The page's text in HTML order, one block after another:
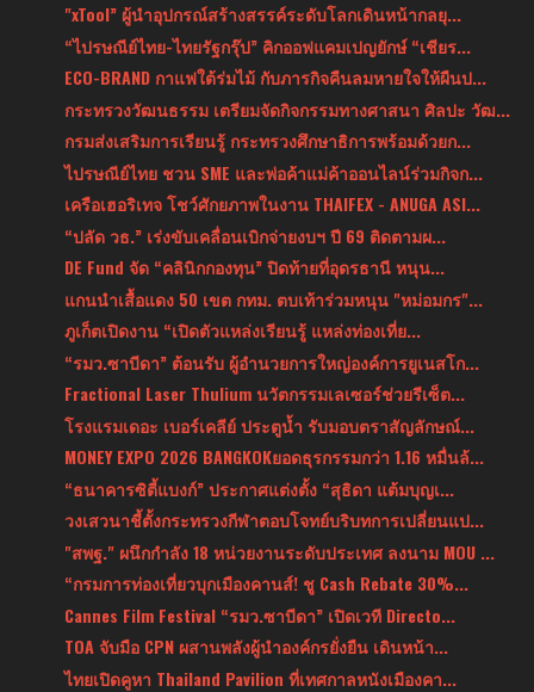
"xTool” ผู้นำอุปกรณ์สร้างสรรค์ระดับโลกเดินหน้ากลยุ...
“ไปรษณีย์ไทย-ไทยรัฐกรุ๊ป” คิกออฟแคมเปญยักษ์ “เชียร...
ECO-BRAND กาแฟใต้ร่มไม้ กับภารกิจคืนลมหายใจให้ผืนป...
กระทรวงวัฒนธรรม เตรียมจัดกิจกรรมทางศาสนา ศิลปะ วัฒ...
กรมส่งเสริมการเรียนรู้ กระทรวงศึกษาธิการพร้อมด้วยก...
ไปรษณีย์ไทย ชวน SME และพ่อค้าแม่ค้าออนไลน์ร่วมกิจก...
เครือเฮอริเทจ โชว์ศักยภาพในงาน THAIFEX - ANUGA ASI...
“ปลัด วธ.” เร่งขับเคลื่อนเบิกจ่ายงบฯ ปี 69 ติดตามผ...
DE Fund จัด “คลินิกกองทุน” ปิดท้ายที่อุดรธานี หนุน...
แกนนำเสื้อแดง 50 เขต กทม. ตบเท้าร่วมหนุน "หม่อมกร"...
ภูเก็ตเปิดงาน “เปิดตัวแหล่งเรียนรู้ แหล่งท่องเที่ย...
“รมว.ซาบีดา” ต้อนรับ ผู้อำนวยการใหญ่องค์การยูเนสโก...
Fractional Laser Thulium นวัตกรรมเลเซอร์ช่วยรีเซ็ต...
โรงแรมเดอะ เบอร์เคลีย์ ประตูน้ำ รับมอบตราสัญลักษณ์...
MONEY EXPO 2026 BANGKOKยอดธุรกรรมกว่า 1.16 หมื่นล้...
“ธนาคารซิตี้แบงก์” ประกาศแต่งตั้ง “สุธิดา แต้มบุญเ...
วงเสวนาชี้ตั้งกระทรวงกีฬาตอบโจทย์บริบทการเปลี่ยนแป...
"สพฐ." ผนึกกำลัง 18 หน่วยงานระดับประเทศ ลงนาม MOU ...
“กรมการท่องเที่ยวบุกเมืองคานส์! ชู Cash Rebate 30%...
Cannes Film Festival “รมว.ซาบีดา” เปิดเวที Directo...
TOA จับมือ CPN ผสานพลังผู้นำองค์กรยั่งยืน เดินหน้า...
ไทยเปิดคูหา Thailand Pavilion ที่เทศกาลหนังเมืองคา...